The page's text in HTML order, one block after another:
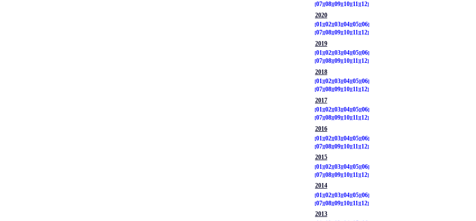
07 08 09 10 11
12
2020
01
02 03 04 05 06
07 08 09 10 11
12
2019
01
02 03 04 05 06
07 08 09 10 11
12
2018
01 02 03 04 05 06
07 08 09 10 11 12
2017
01 02 03 04 05 06
07 08 09 10 11 12
2016
01
02 03 04 05 06
07 08 09 10 11
12
2015
01
02 03 04 05 06
07 08 09 10 11
12
2014
01
02 03 04 05 06
07 08 09 10 11
12
2013